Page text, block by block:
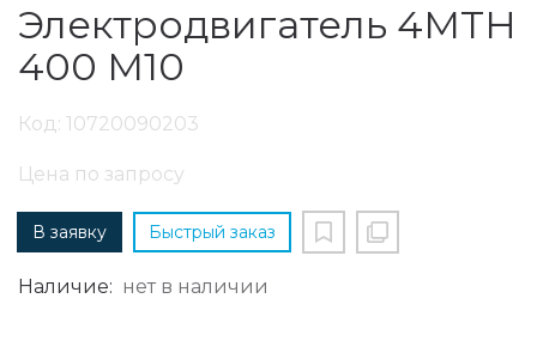
Электродвигатель 4MTH
400 M10
Код: 10720090203
Цена по запросу
В заявку Быстрый заказ
Наличие: нет в наличии